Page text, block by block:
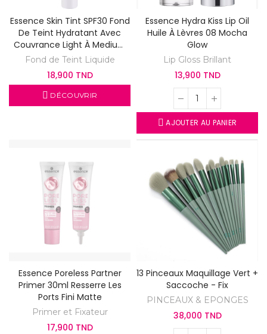
Essence Skin Tint SPF30 Fond
De Teint Hydratant Avec
Couvrance Light À Medium
20
Fond de Teint Liquide
18,900 TND
DÉCOUVRIR
Essence Hydra Kiss Lip Oil
Huile À Lèvres 08 Mocha
Glow
Lip Gloss Brillant
13,900 TND
AJOUTER AU PANIER
Essence Poreless Partner
Primer 30ml Resserre Les
Ports Fini Matte
Primer et Fixateur
17,900 TND
13 Pinceaux Maquillage Vert +
Saccoche - Fix
PINCEAUX & EPONGES
38,000 TND